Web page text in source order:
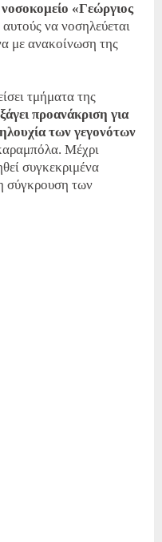
«Γεώργιος
να νοσηλεύεται
με ανακοίνωση της
τμήματα της
προανάκριση για
των γεγονότων
Μέχρι
συγκεκριμένα
σύγκρουση των